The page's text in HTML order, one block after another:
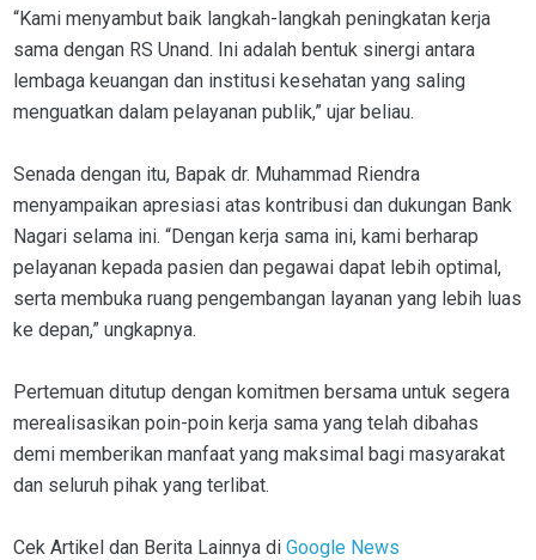
“Kami menyambut baik langkah-langkah peningkatan kerja
sama dengan RS Unand. Ini adalah bentuk sinergi antara
lembaga keuangan dan institusi kesehatan yang saling
menguatkan dalam pelayanan publik,” ujar beliau.
Senada dengan itu, Bapak dr. Muhammad Riendra
menyampaikan apresiasi atas kontribusi dan dukungan Bank
Nagari selama ini. “Dengan kerja sama ini, kami berharap
pelayanan kepada pasien dan pegawai dapat lebih optimal,
serta membuka ruang pengembangan layanan yang lebih luas
ke depan,” ungkapnya.
Pertemuan ditutup dengan komitmen bersama untuk segera
merealisasikan poin-poin kerja sama yang telah dibahas
demi memberikan manfaat yang maksimal bagi masyarakat
dan seluruh pihak yang terlibat.
Cek Artikel dan Berita Lainnya di Google News